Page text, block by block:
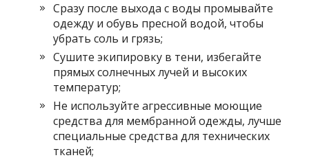
Сразу после выхода с воды промывайте
одежду и обувь пресной водой, чтобы
убрать соль и грязь;
Сушите экипировку в тени, избегайте
прямых солнечных лучей и высоких
температур;
Не используйте агрессивные моющие
средства для мембранной одежды, лучше
специальные средства для технических
тканей;